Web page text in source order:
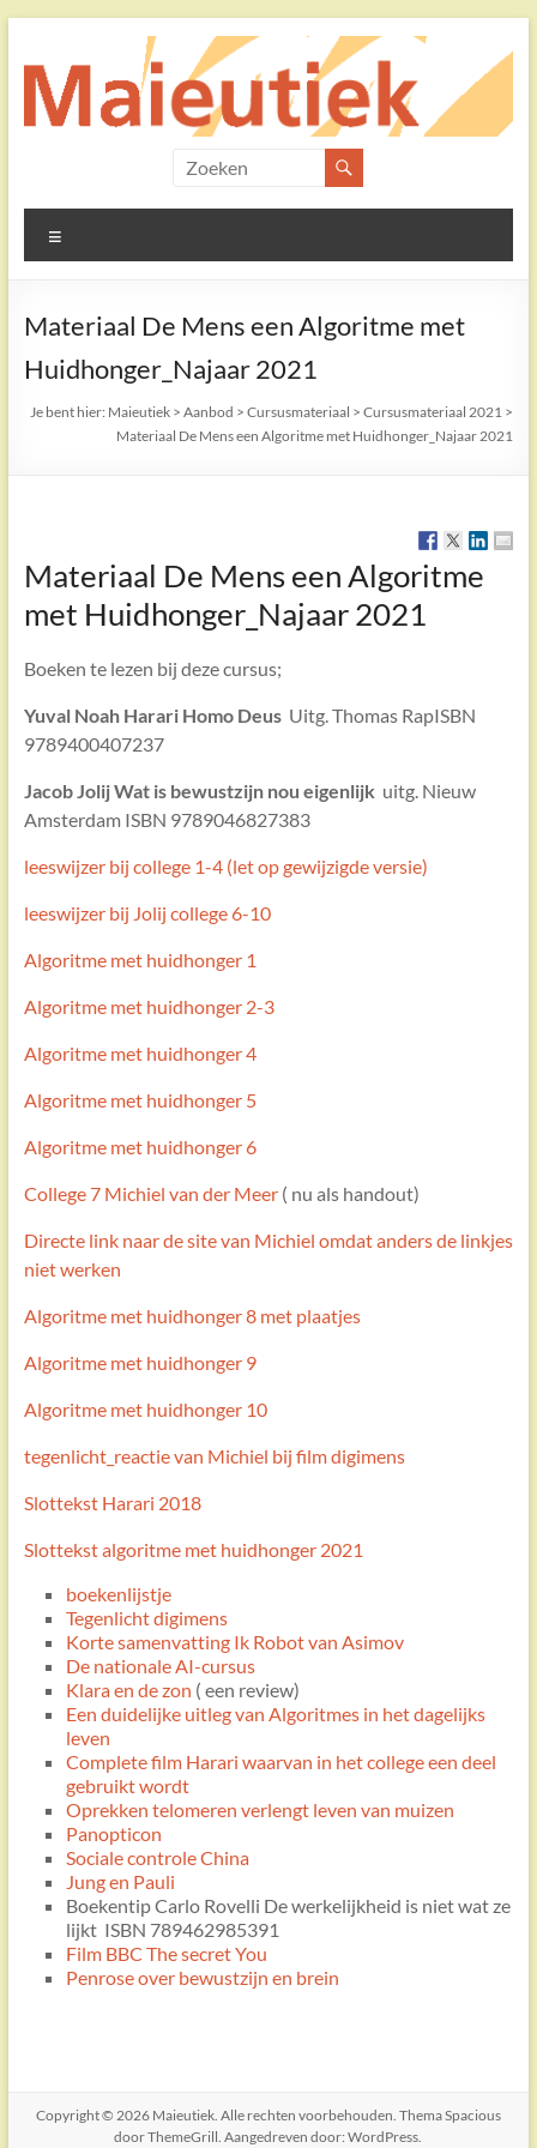
inhoud
Maieutiek
Filosofische
Praktijk
Materiaal De Mens een Algoritme met
Huidhonger_Najaar 2021
Je bent hier: Maieutiek >Aanbod >Cursusmateriaal >Cursusmateriaal 2021 >
Materiaal De Mens een Algoritme met Huidhonger_Najaar 2021
Materiaal De Mens een Algoritme
met Huidhonger_Najaar 2021
Boeken te lezen bij deze cursus;
Yuval Noah Harari Homo DeusUitg. Thomas RapISBN
9789400407237
Jacob Jolij Wat is bewustzijn nou eigenlijk uitg. Nieuw
Amsterdam ISBN 9789046827383
leeswijzer bij college 1-4 (let op gewijzigde versie)
leeswijzer bij Jolij college 6-10
Algoritme met huidhonger 1
Algoritme met huidhonger 2-3
Algoritme met huidhonger 4
Algoritme met huidhonger 5
Algoritme met huidhonger 6
College 7 Michiel van der Meer( nu als handout)
Directe link naar de site van Michiel omdat anders de linkjes
niet werken
Algoritme met huidhonger 8 met plaatjes
Algoritme met huidhonger 9
Algoritme met huidhonger 10
tegenlicht_reactie van Michiel bij film digimens
Slottekst Harari 2018
Slottekst algoritme met huidhonger 2021
boekenlijstje
Tegenlicht digimens
Korte samenvatting Ik Robot van Asimov
De nationale AI-cursus
Klara en de zon ( een review)
Een duidelijke uitleg van Algoritmes in het dagelijks
leven
Complete film Harari waarvan in het college een deel
gebruikt wordt
Oprekken telomeren verlengt leven van muizen
Panopticon
Sociale controle China
Jung en Pauli
Boekentip Carlo Rovelli De werkelijkheid is niet wat ze
lijkt ISBN 789462985391
Film BBC The secret You
Penrose over bewustzijn en brein
Copyright © 2026 Maieutiek. Alle rechten voorbehouden. ThemaSpacious
door ThemeGrill. Aangedreven door:WordPress